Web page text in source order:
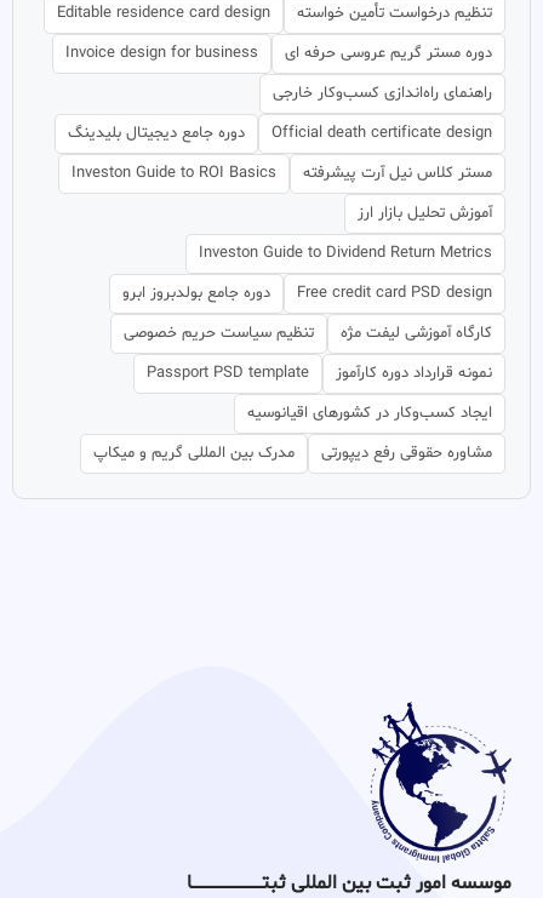
تنظیم درخواست تأمین خواسته
Editable residence card design
دوره مستر گریم عروسی حرفه ای
Invoice design for business
راهنمای راه‌اندازی کسب‌وکار خارجی
Official death certificate design
دوره جامع دیجیتال بلیدینگ
مستر کلاس نیل آرت پیشرفته
Investon Guide to ROI Basics
آموزش تحلیل بازار ارز
Investon Guide to Dividend Return Metrics
Free credit card PSD design
دوره جامع بولدبروز ابرو
کارگاه آموزشی لیفت مژه
تنظیم سیاست حریم خصوصی
نمونه قرارداد دوره کارآموز
Passport PSD template
ایجاد کسب‌وکار در کشورهای اقیانوسیه
مشاوره حقوقی رفع دیپورتی
مدرک بین المللی گریم و میکاپ
موسسه امور ثبت بین المللی ثبتـــــــــــــــــــــــــــــا